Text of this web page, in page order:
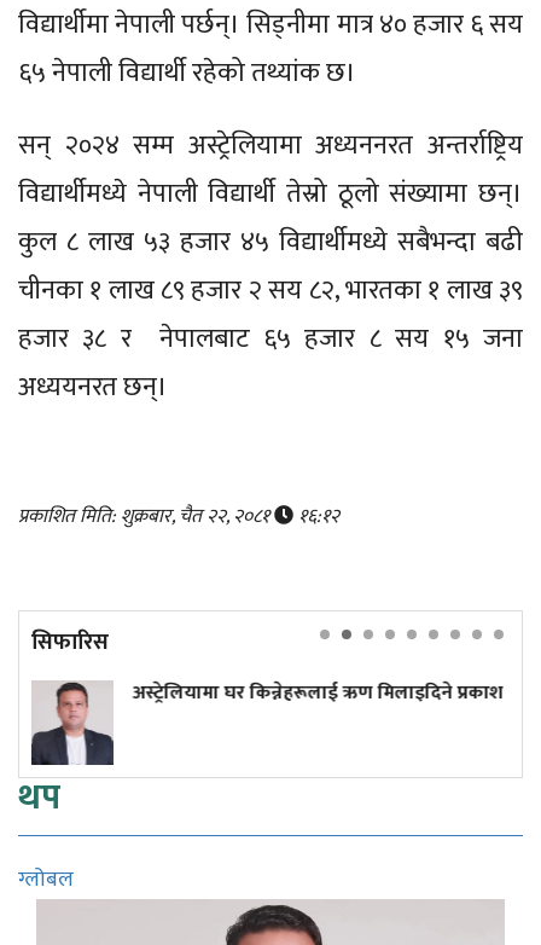
विद्यार्थीमा नेपाली पर्छन्। सिड्नीमा मात्र ४० हजार ६ सय
६५ नेपाली विद्यार्थी रहेको तथ्यांक छ।
सन् २०२४ सम्म अस्ट्रेलियामा अध्यननरत अन्तर्राष्ट्रिय
विद्यार्थीमध्ये नेपाली विद्यार्थी तेस्रो ठूलो संख्यामा छन्।
कुल ८ लाख ५३ हजार ४५ विद्यार्थीमध्ये सबैभन्दा बढी
चीनका १ लाख ८९ हजार २ सय ८२, भारतका १ लाख ३९
हजार ३८ र नेपालबाट ६५ हजार ८ सय १५ जना
अध्ययनरत छन्।
प्रकाशित मिति: शुक्रबार, चैत २२, २०८१ १६:१२
सिफारिस
घर किन्नेहरूलाई ऋण मिलाइदिने प्रकाश
थप
ग्लोबल